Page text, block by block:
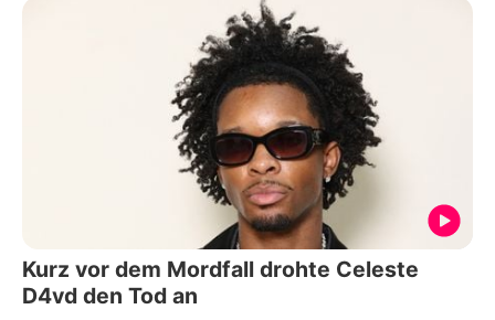
Kurz vor dem Mordfall drohte Celeste
D4vd den Tod an